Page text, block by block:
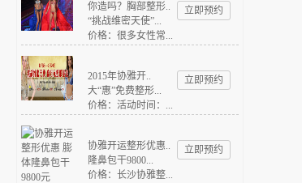
你造吗？胸部整形..
“挑战维密天使”...
价格：很多女性常...
立即预约
2015年协雅开..
大“惠”免费整形...
价格：活动时间：...
立即预约
协雅开运整形优惠..
隆鼻包干9800...
价格：长沙协雅整...
立即预约